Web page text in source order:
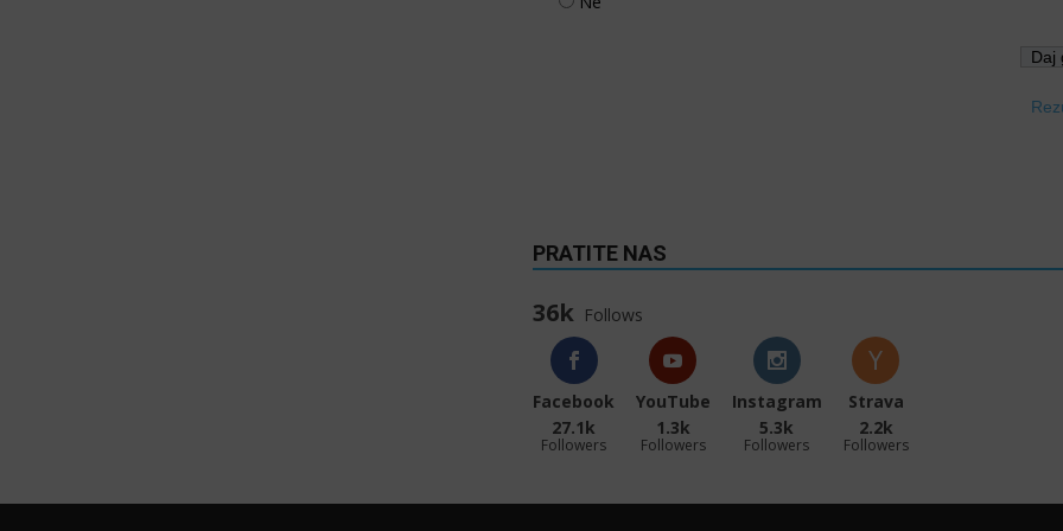
PRATITE NAS
36k Follows
Facebook
27.1k
Followers
YouTube
1.3k
Followers
Instagram
5.3k
Followers
Strava
2.2k
Followers